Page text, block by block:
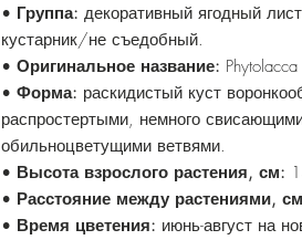
• Группа: декоративный ягодный
кустарник/не съедобный.
• Оригинальное название:
• Форма: раскидистый куст
распростертыми, немного
обильноцветущими ветвями.
• Высота взрослого растения, см:
• Расстояние между растениями,
• Время цветения: июнь-август на